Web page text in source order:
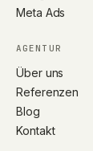
Meta Ads
AGENTUR
Über uns
Referenzen
Blog
Kontakt